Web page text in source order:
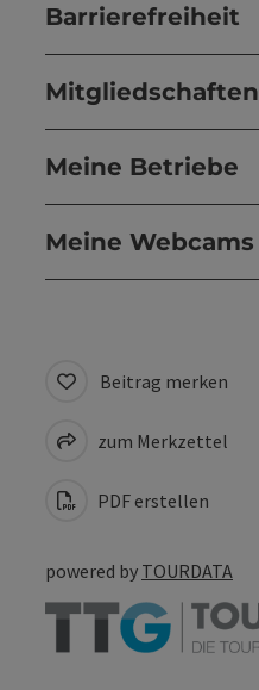
Barrierefreiheit
Mitgliedschaften
Meine Betriebe
Meine Webcams
Beitrag merken
zum Merkzettel
PDF erstellen
powered by TOURDATA